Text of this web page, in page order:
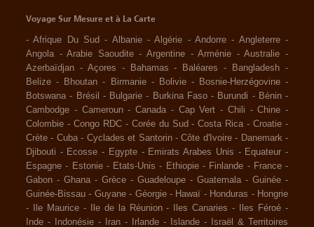
Voyage Sur Mesure et à La Carte
-Afrique Du Sud - Albanie -Algérie -Andorre - Angleterre -
Angola -Arabie Saoudite -Argentine -Arménie -Australie -
Azerbaïdjan - Açores - Bahamas - Baléares - Bangladesh -
Belize - Bhoutan - Birmanie - Bolivie - Bosnie-Herzégovine -
Botswana - Brésil - Bulgarie - Burkina Faso - Burundi - Bénin -
Cambodge - Cameroun - Canada - Cap Vert - Chili -Chine -
Colombie - Congo RDC - Corée du Sud -Costa Rica -Croatie -
Crète - Cuba - Cyclades et Santorin -Côte d'Ivoire - Danemark -
Djibouti - Ecosse - Egypte - Emirats Arabes Unis - Equateur -
Espagne - Estonie - Etats-Unis - Ethiopie - Finlande - France -
Gabon - Ghana - Grèce - Guadeloupe - Guatemala - Guinée -
Guinée-Bissau - Guyane - Géorgie - Hawaï - Honduras - Hongrie
-
Ile Maurice - Ile de la Réunion - Iles Canaries - Iles Féroé -
Inde - Indonésie - Iran - Irlande - Islande - Israël & Territoires